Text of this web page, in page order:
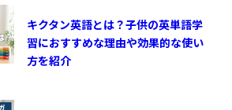
キクタン英語とは？子供の英単語学
習におすすめな理由や効果的な使い
方を紹介